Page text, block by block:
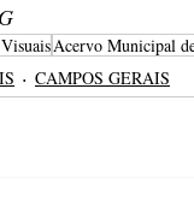
Acervo Municipal
CAMPOS GERAIS